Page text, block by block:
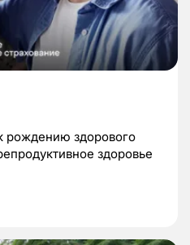
рождению здорового
здоровье